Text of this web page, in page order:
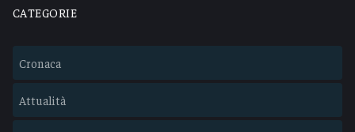
CATEGORIE
Cronaca
Attualità